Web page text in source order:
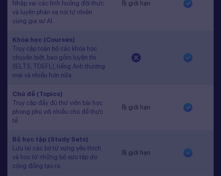
Nhập vai các tình huống đời thực
và luyện phản xạ nói tự nhiên
cùng gia sư AI.
Bị giới hạn
Khóa học (Courses)
Truy cập toàn bộ các khóa học
chuyên biệt, bao gồm luyện thi
(IELTS, TOEFL), tiếng Anh thương
mại và nhiều hơn nữa.
Chủ đề (Topics)
Truy cập đầy đủ thư viện bài học
phong phú với nhiều chủ đề thực
tế.
Bị giới hạn
Bộ học tập (Study Sets)
Lưu lại các bộ từ vựng yêu thích
và học từ những bộ sưu tập do
cộng đồng tạo ra.
Bị giới hạn